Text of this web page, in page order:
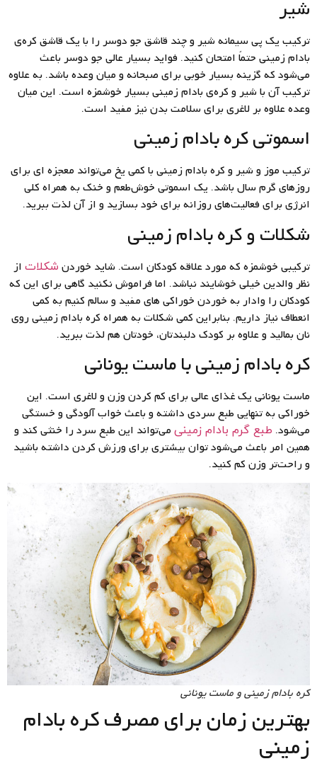
شیر
ترکیب یک پی سیمانه شیر و چند قاشق جو دوسر را با یک قاشق کره‌ی
بادام زمینی حتماً امتحان کنید. فواید بسیار عالی جو دوسر باعث
می‌شود که گزینه بسیار خوبی برای صبحانه و میان وعده باشد. به علاوه
ترکیب آن با شیر و کره‌ی بادام زمینی بسیار خوشمزه است. این میان
وعده علاوه بر لاغری برای سلامت بدن نیز مفید است.
اسموتی کره بادام زمینی
ترکیب موز و شیر و کره بادام زمینی با کمی یخ می‌تواند معجزه ای برای
روزهای گرم سال باشد. یک اسموتی خوش‌طعم و خنک به همراه کلی
انرژی برای فعالیت‌های روزانه برای خود بسازید و از آن لذت ببرید.
شکلات و کره بادام زمینی
ترکیبی خوشمزه که مورد علاقه کودکان است. شاید خوردن شکلات از
نظر والدین خیلی خوشایند نباشد. اما فراموش نکنید گاهی برای این که
کودکان را وادار به خوردن خوراکی های مفید و سالم کنیم به کمی
انعطاف نیاز داریم. بنابراین کمی شکلات به همراه کره بادام زمینی روی
نان بمالید و علاوه بر کودک دلبندتان، خودتان هم لذت ببرید.
کره بادام زمینی با ماست یونانی
ماست یونانی یک غذای عالی برای کم کردن وزن و لاغری است. این
خوراکی به تنهایی طبع سردی داشته و باعث خواب آلودگی و خستگی
می‌شود. طبع گرم بادام زمینی می‌تواند این طبع سرد را خنثی کند و
همین امر باعث می‌شود توان بیشتری برای ورزش کردن داشته باشید
و راحت‌تر وزن کم کنید.
کره بادام زمینی و ماست یونانی
بهترین زمان برای مصرف کره بادام
زمینی